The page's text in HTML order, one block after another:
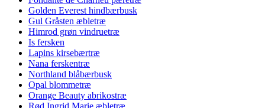
Golden Everest hindbærbusk
Gul Gråsten æbletræ
Himrod grøn vindruetræ
Is fersken
Lapins kirsebærtræ
Nana ferskentræ
Northland blåbærbusk
Opal blommetræ
Orange Beauty abrikostræ
Rød Ingrid Marie æbletræ